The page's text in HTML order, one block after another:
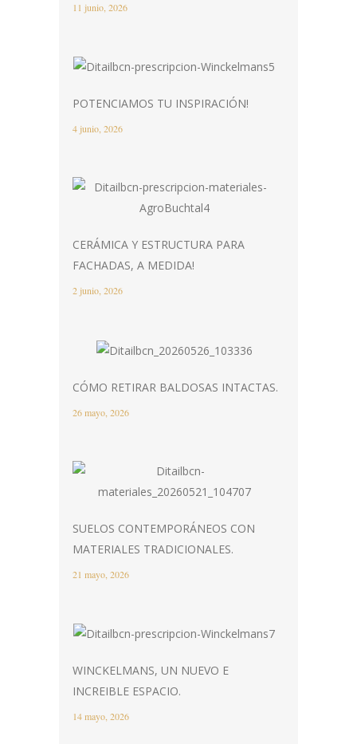
11 junio, 2026
POTENCIAMOS TU INSPIRACIÓN!
4 junio, 2026
CERÁMICA Y ESTRUCTURA PARA
FACHADAS, A MEDIDA!
2 junio, 2026
CÓMO RETIRAR BALDOSAS INTACTAS.
26 mayo, 2026
SUELOS CONTEMPORÁNEOS CON
MATERIALES TRADICIONALES.
21 mayo, 2026
WINCKELMANS, UN NUEVO E
INCREIBLE ESPACIO.
14 mayo, 2026